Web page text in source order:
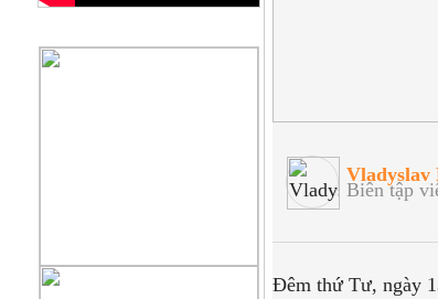
Vladyslav
Biên tập
Đêm thứ Tư, ngày